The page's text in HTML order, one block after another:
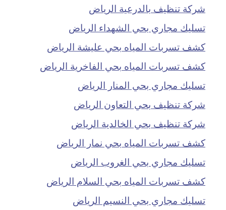
شركة تنظيف بالدرعية الرياض
تسليك مجاري بحي الشهداء الرياض
كشف تسربات المياه بحي عليشة الرياض
كشف تسربات المياه بحي الفاخرية الرياض
تسليك مجاري بحي المنار الرياض
شركة تنظيف بحي التعاون الرياض
شركة تنظيف بحي الخالدية الرياض
كشف تسربات المياه بحي نمار الرياض
تسليك مجاري بحي الغروب الرياض
كشف تسربات المياه بحي السلام الرياض
تسليك مجاري بحي النسيم الرياض